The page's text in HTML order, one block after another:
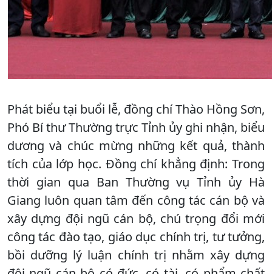
Phát biểu tại buổi lễ, đồng chí Thào Hồng Sơn,
Phó Bí thư Thường trực Tỉnh ủy ghi nhận, biểu
dương và chúc mừng những kết quả, thành
tích của lớp học. Đồng chí khẳng định: Trong
thời gian qua Ban Thường vụ Tỉnh ủy Hà
Giang luôn quan tâm đến công tác cán bộ và
xây dựng đội ngũ cán bộ, chú trọng đổi mới
công tác đào tạo, giáo dục chính trị, tư tưởng,
bồi dưỡng lý luận chính trị nhằm xây dựng